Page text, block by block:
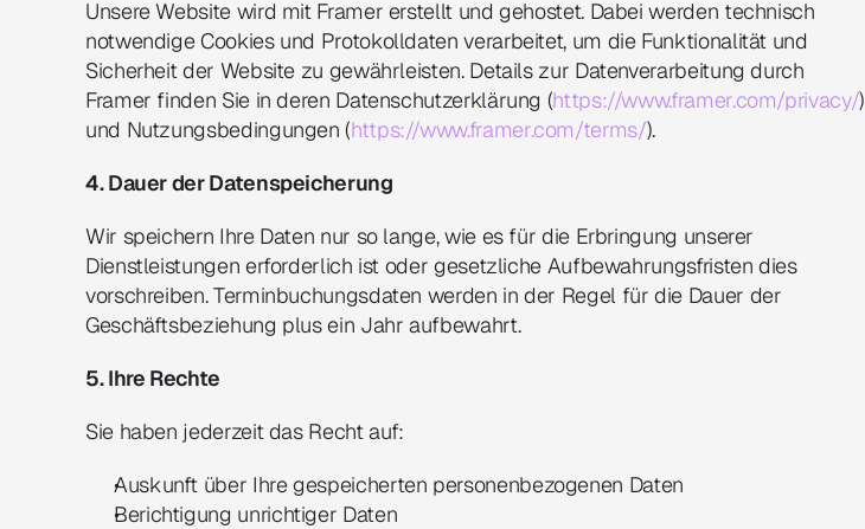
Unsere Website wird mit Framer erstellt und gehostet. Dabei werden technisch
notwendige Cookies und Protokolldaten verarbeitet, um die Funktionalität und
Sicherheit der Website zu gewährleisten. Details zur Datenverarbeitung durch
Framer finden Sie in deren Datenschutzerklärung (https://www.framer.com/privacy/)
und Nutzungsbedingungen (https://www.framer.com/terms/).
4. Dauer der Datenspeicherung
Wir speichern Ihre Daten nur so lange, wie es für die Erbringung unserer
Dienstleistungen erforderlich ist oder gesetzliche Aufbewahrungsfristen dies
vorschreiben. Terminbuchungsdaten werden in der Regel für die Dauer der
Geschäftsbeziehung plus ein Jahr aufbewahrt.
5. Ihre Rechte
Sie haben jederzeit das Recht auf:
Auskunft über Ihre gespeicherten personenbezogenen Daten
Berichtigung unrichtiger Daten